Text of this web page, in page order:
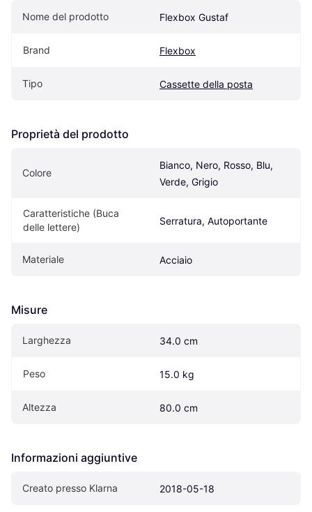
Nome del prodotto Flexbox Gustaf
Brand Flexbox
Tipo Cassette della posta
Proprietà del prodotto
Colore
Bianco, Nero, Rosso, Blu,
Verde, Grigio
Caratteristiche (Buca
delle lettere)
Serratura, Autoportante
Materiale Acciaio
Misure
Larghezza 34.0 cm
Peso 15.0 kg
Altezza 80.0 cm
Informazioni aggiuntive
Creato presso Klarna 2018-05-18